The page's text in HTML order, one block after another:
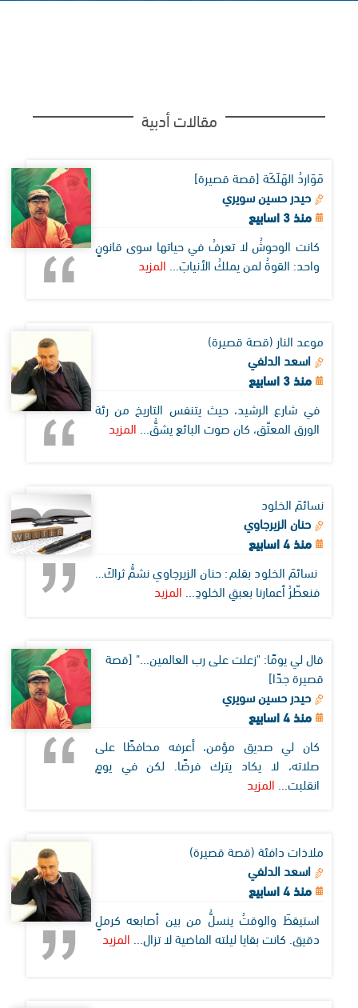
مقالات أدبية
مَوَاردُ الهَلَكَة [قصة قصيرة]
حيدر حسين سويري
منذ 3 اسابيع
كانت الوحوشُ لا تعرفُ في حياتها سوى قانونٍ
واحد: القوةُ لمن يملكُ الأنيابَ... المزيد
موعد النار (قصة قصيرة)
اسعد الدلفي
منذ 3 اسابيع
في شارع الرشيد، حيث يتنفس التاريخ من رئة
الورق المعتّق، كان صوت البائع يشقُّ... المزيد
نسائمَ الخلود
حنان الزيرجاوي
منذ 4 اسابيع
نسائمَ الخلود بقلم: حنان الزيرجاوي نشمُّ ثراكَ…
فنعطّرُ أعمارنا بعبقِ الخلودِ... المزيد
قال لي يومًا: "زعلت على رب العالمين..." [قصة
قصيرة جدًا]
حيدر حسين سويري
منذ 4 اسابيع
كان لي صديق مؤمن، أعرفه محافظًا على
صلاته، لا يكاد يترك فرضًا. لكن في يومٍ
انقلبت... المزيد
ملاذات دافئة (قصة قصيرة)
اسعد الدلفي
منذ 4 اسابيع
استيقظَ والوقتُ ينسلُّ من بين أصابعه كرملٍ
دقيق. كانت بقايا ليلته الماضية لا تزال... المزيد